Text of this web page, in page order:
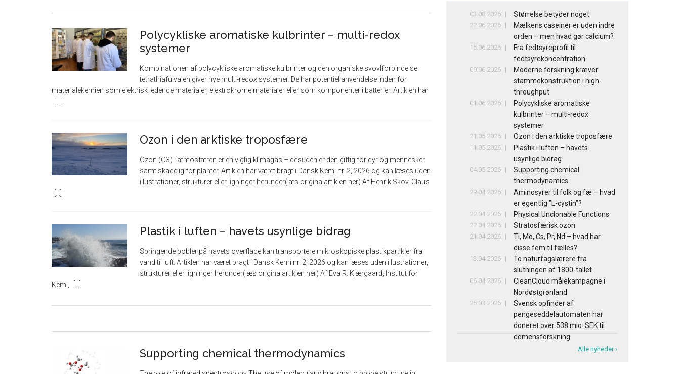
Polycykliske aromatiske kulbrinter – multi-redox
systemer
Kombinationen af polycykliske aromatiske kulbrinter og den organiske svovlforbindelse
tetrathiafulvalen giver nye multi-redox systemer. De har potentiel anvendelse inden for
materialekemien som elektrisk ledende materialer, elektrokrome materialer eller som komponenter i batterier. Artiklen har
Ozon i den arktiske troposfære
Ozon (O3) i atmosfæren er en vigtig klimagas – desuden er den giftig for dyr og mennesker
samt skadelig for planter. Artiklen har været bragt i Dansk Kemi nr. 2, 2026 og kan læses uden
illustrationer, strukturer eller ligninger herunder(læs originalartiklen her) Af Henrik Skov, Claus
Plastik i luften – havets usynlige bidrag
Springende bobler på havets overflade kan transportere mikroskopiske plastikpartikler fra
vand til luft. Artiklen har været bragt i Dansk Kemi nr. 2, 2026 og kan læses uden illustrationer,
strukturer eller ligninger herunder(læs originalartiklen her) Af Eva R. Kjærgaard, Institut for
Kemi,
Supporting chemical thermodynamics
03.08.2026 Størrelse betyder noget
22.06.2026
Mælkens caseiner er uden indre
orden – men hvad gør calcium?
15.06.2026
Fra fedtsyreprofil til
fedtsyrekoncentration
09.06.2026
Moderne forskning kræver
stammekonstruktion i high-
throughput
01.06.2026
Polycykliske aromatiske
kulbrinter – multi-redox
systemer
21.05.2026 Ozon i den arktiske troposfære
11.05.2026
Plastik i luften – havets
usynlige bidrag
04.05.2026
Supporting chemical
thermodynamics
29.04.2026
Aminosyrer til folk og fæ – hvad
er egentlig ”L-cystin”?
22.04.2026 Physical Unclonable Functions
22.04.2026 Stratosfærisk ozon
21.04.2026
Ti, Mo, Cs, Pr, Nd – hvad har
disse fem til fælles?
13.04.2026
To naturfagslærere fra
slutningen af 1800-tallet
06.04.2026
CleanCloud målekampagne i
Nordøstgrønland
25.03.2026
Svensk opfinder af
pengeseddelautomaten har
doneret over 538 mio. SEK til
demensforskning
Alle nyheder ›